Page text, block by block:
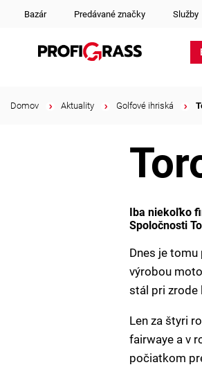
Bazár Predávané značky Služby
Domov Aktuality Golfové ihriská
Iba niekoľko
Spoločnosti
Dnes je
výrobou
stál pri zrode
Len za štyri
fairwaye a v
počiatkom